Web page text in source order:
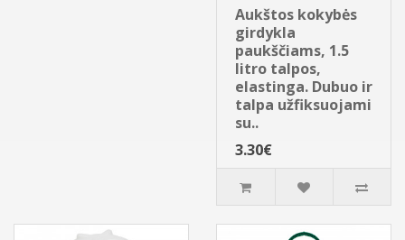
Aukštos kokybės
girdykla
paukščiams, 1.5
litro talpos,
elastinga. Dubuo ir
talpa užfiksuojami
su..
3.30€